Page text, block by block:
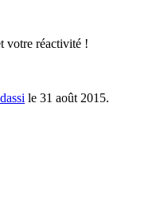
votre réactivité !
le 31 août 2015.